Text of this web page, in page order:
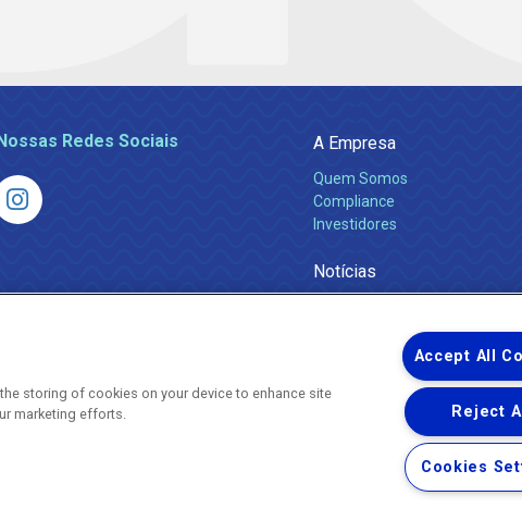
Nossas Redes Sociais A Empresa
Quem Somos
Compliance
Investidores
Notícias
Copyright ® 2026 - Todos os Direitos
storing of cookies on your device to enhance site
marketing efforts.
Accept All
Reject All
Cookies